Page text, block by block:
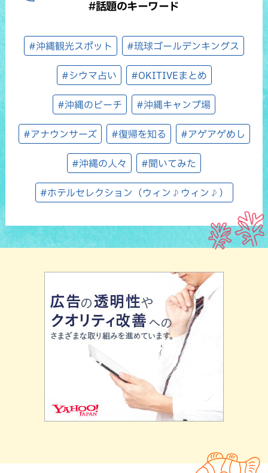
#話題のキーワード
#沖縄観光スポット #琉球ゴールデンキングス
#シウマ占い #OKITIVEまとめ
#沖縄のビーチ #沖縄キャンプ場
#アナウンサーズ #復帰を知る #アゲアゲめし
#沖縄の人々 #聞いてみた
#ホテルセレクション（ウィン♪ウィン♪）